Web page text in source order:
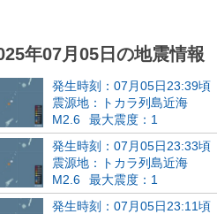
年07月05日の地震情報
発生時刻：07月05日23:39頃
震源地：トカラ列島近海
M2.6
最大震度：1
発生時刻：07月05日23:33頃
震源地：トカラ列島近海
M2.6
最大震度：1
発生時刻：07月05日23:11頃